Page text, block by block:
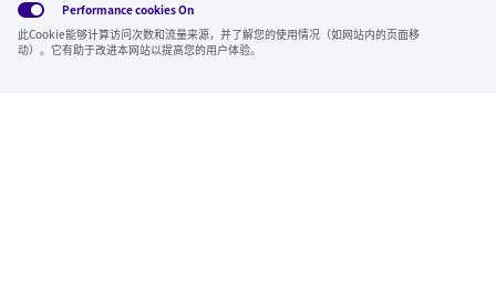
Region & Language:
© 2026 Sumitomo Electric Industries, Ltd.
Performance cookiesOn
此Cookie能够计算访问次数和流量来源，并了解您的使用情况（如网站内的页面移
动）。它有助于改进本网站以提高您的用户体验。